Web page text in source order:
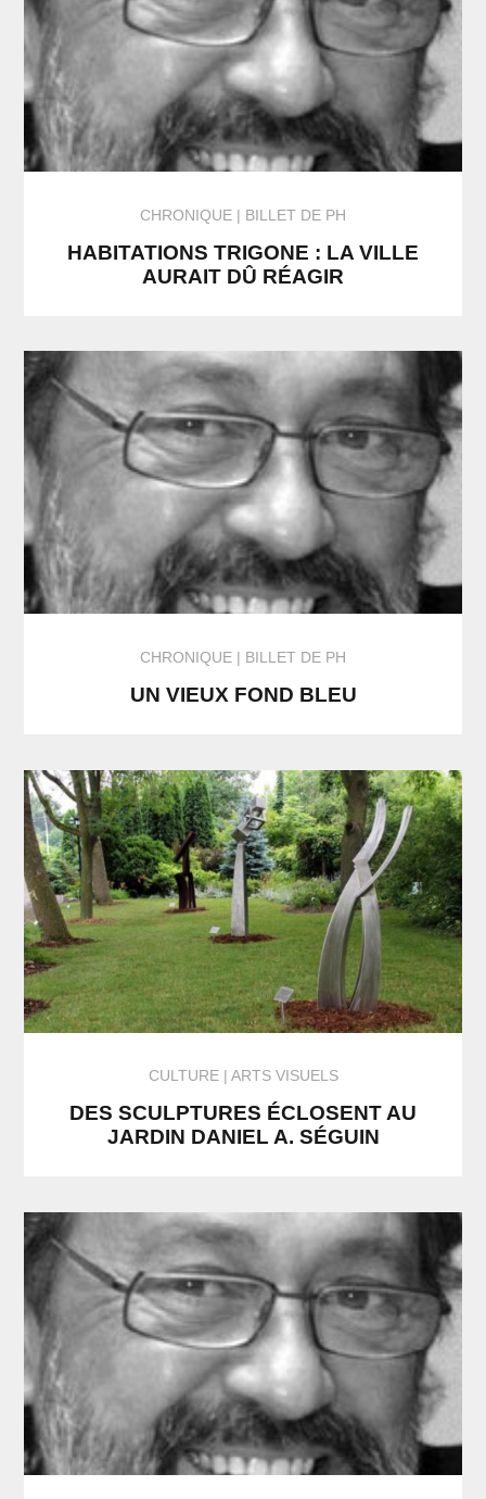
CHRONIQUE BILLET DE PH
HABITATIONS TRIGONE : LA VILLE
AURAIT DÛ RÉAGIR
CHRONIQUE BILLET DE PH
UN VIEUX FOND BLEU
CULTURE ARTS VISUELS
DES SCULPTURES ÉCLOSENT AU
JARDIN DANIEL A. SÉGUIN